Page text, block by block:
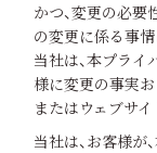
かつ、変更の必要
の変更に係る事
当社は、本プラ
様に変更の事実
またはウェブサ
当社は、お客様